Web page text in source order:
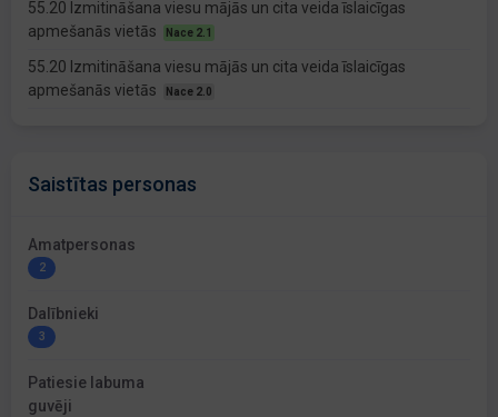
55.20 Izmitināšana viesu mājās un cita veida īslaicīgas
apmešanās vietās
Nace 2.1
55.20 Izmitināšana viesu mājās un cita veida īslaicīgas
apmešanās vietās
Nace 2.0
Saistītas personas
Amatpersonas
2
Dalībnieki
3
Patiesie labuma
guvēji